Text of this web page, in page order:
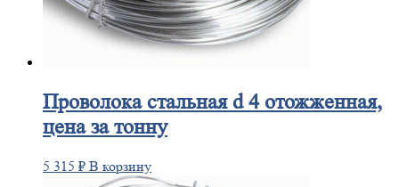
Проволокастальная d 4 отожженная,
цена за тонну
5 315 ₽ В корзину